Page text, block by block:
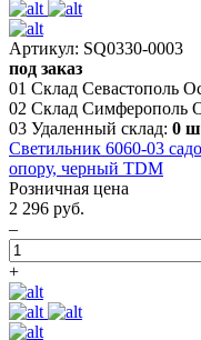
Артикул: SQ0330-0003
под заказ
01 Склад Севастополь
02 Склад Симферополь
03 Удаленный склад: 0
Светильник 6060-03
опору, черный TDM
Розничная цена
2 296 руб.
–
+